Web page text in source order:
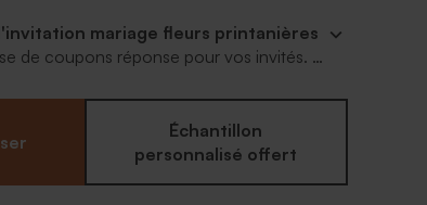
mariage fleurs printanières
de coupons réponse pour vos invités. À
Jouez avec nos polices d'écriture
Échantillon
personnalisé offert